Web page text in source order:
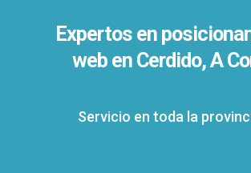
Expertos en
web en Cerdido, A
Servicio en toda la